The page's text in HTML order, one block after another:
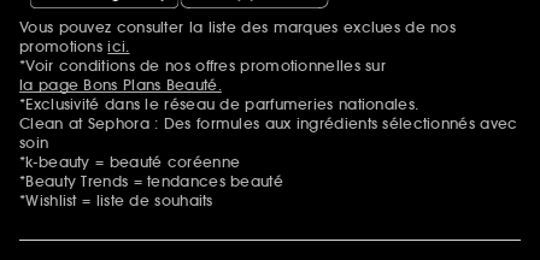
Mentions additionnelles
Vous pouvez consulter la liste des marques exclues de nos
promotionsici.
*Voir conditions de nos offres promotionnelles sur
la page Bons Plans Beauté.
*Exclusivité dans le réseau de parfumeries nationales.
Clean at Sephora : Des formules aux ingrédients sélectionnés avec
soin
*k-beauty = beauté coréenne
*Beauty Trends = tendances beauté
*Wishlist = liste de souhaits